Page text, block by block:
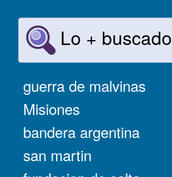
Lo + buscado
guerra de malvinas
Misiones
bandera argentina
san martin